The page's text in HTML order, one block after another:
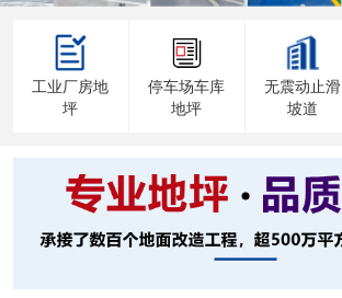
工业厂房地
坪
停车场车库
地坪
无震动止滑
坡道